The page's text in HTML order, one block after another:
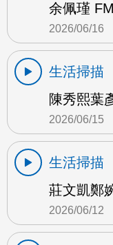
余佩瑾
2026/06/16
生活掃描
陳秀熙葉
2026/06/15
生活掃描
莊文凱鄭
2026/06/12